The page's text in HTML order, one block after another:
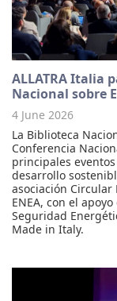
ALLATRA Italia
Nacional sobre
4 June 2026
La Biblioteca
Conferencia
principales
desarrollo
asociación Circular
ENEA, con el
Seguridad
Made in Italy.